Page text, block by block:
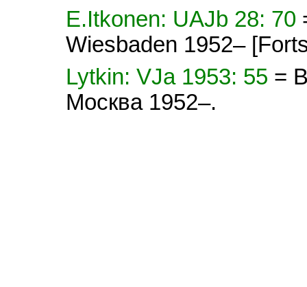
E.Itkonen: UAJb 28: 70
Wiesbaden 1952–
Lytkin: VJa 1953: 55 =
Москва 1952–.